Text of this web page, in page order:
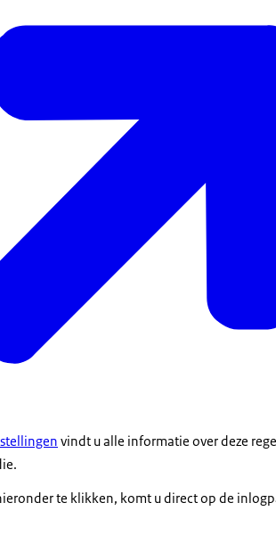
vindt u alle informatie over deze
te klikken, komt u direct op de